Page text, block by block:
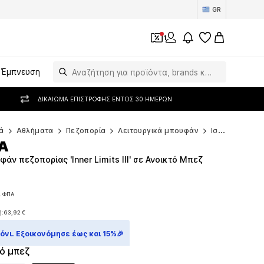
GR
1
Έμπνευση
ΔΙΚΑΊΩΜΑ ΕΠΙΣΤΡΟΦΉΣ ΕΝΤΌΣ 30 ΗΜΕΡΏΝ
Αθλήματα Πεζοπορία Λειτουργικά μπουφάν Ισοθερμικά και πουπουλένια μπουφάν
ΦΠΑ
63,92 €
63,92 €
πεζοπορίας 'Inner Limits III' σε Ανοικτό Μπεζ
Εξοικονόμησε έως και 15%🎉
μπεζ